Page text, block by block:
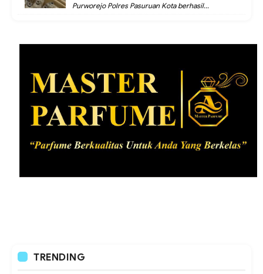
Purworejo Polres Pasuruan Kota berhasil...
TRENDING